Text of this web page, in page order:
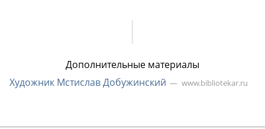
Дополнительные материалы
Художник Мстислав Добужинский
www.bibliotekar.ru